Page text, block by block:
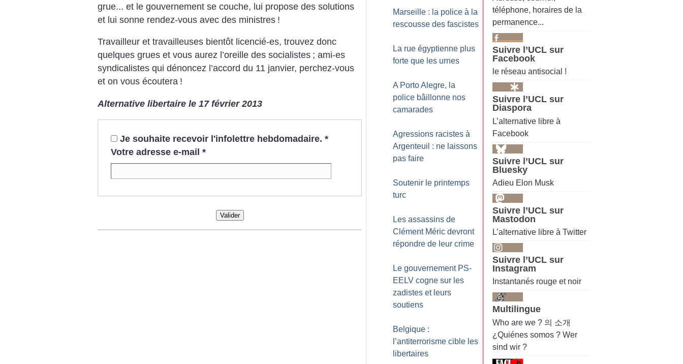
grue... et le gouvernement se couche, lui propose des solutions
et lui sonne rendez-vous avec des ministres !
Travailleur et travailleuses bientôt licencié-es, trouvez donc
quelques grues et vous aurez l’oreille des socialistes ; ami-es
syndicalistes qui dénoncez l’accord du 11 janvier, perchez-vous
et on vous écoutera !
Alternative libertaire le 17 février 2013
Je souhaite recevoir l'infolettre hebdomadaire. *
Votre adresse e-mail *
Valider
Marseille : la police à la
rescousse des fascistes
La rue égyptienne plus
forte que les urnes
A Porto Alegre, la
police bâillonne nos
camarades
Agressions racistes à
Argenteuil : ne laissons
pas faire
Soutenir le printemps
turc
Les assassins de
Clément Méric devront
répondre de leur crime
Le gouvernement PS-
EELV cogne sur les
zadistes et leurs
soutiens
Belgique :
l’antiterrorisme cible les
libertaires
téléphone, horaires de la
permanence...
Suivre l’UCL sur
Facebook
le réseau antisocial !
Suivre l’UCL sur
Diaspora
L’alternative libre à
Facebook
Suivre l’UCL sur
Bluesky
Adieu Elon Musk
Suivre l’UCL sur
Mastodon
L’alternative libre à Twitter
Suivre l’UCL sur
Instagram
Instantanés rouge et noir
Multilingue
Who are we ? 의 소개
¿Quiénes somos ? Wer
sind wir ?